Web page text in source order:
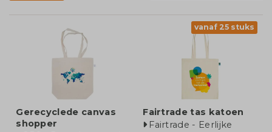
Gerecyclede canvas
shopper
vanaf 25 stuks
Fairtrade tas katoen
Fairtrade - Eerlijke